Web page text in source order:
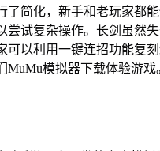
了简化，新手和老玩家都
尝试复杂操作。长剑虽然
可以利用一键连招功能复
模拟器下载体验游戏